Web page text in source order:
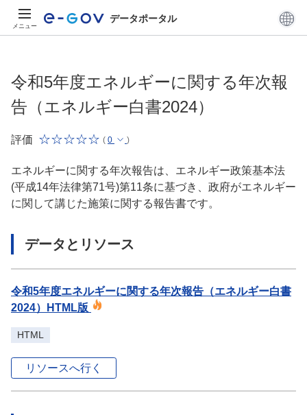
メニュー
データポータル
令和5年度エネルギーに関する年次報
告（エネルギー白書2024）
評価 ( 0 )
エネルギーに関する年次報告は、エネルギー政策基本法
(平成14年法律第71号)第11条に基づき、政府がエネルギー
に関して講じた施策に関する報告書です。
データとリソース
令和5年度エネルギーに関する年次報告（エネルギー白書
2024）HTML版
HTML
リソースへ行く